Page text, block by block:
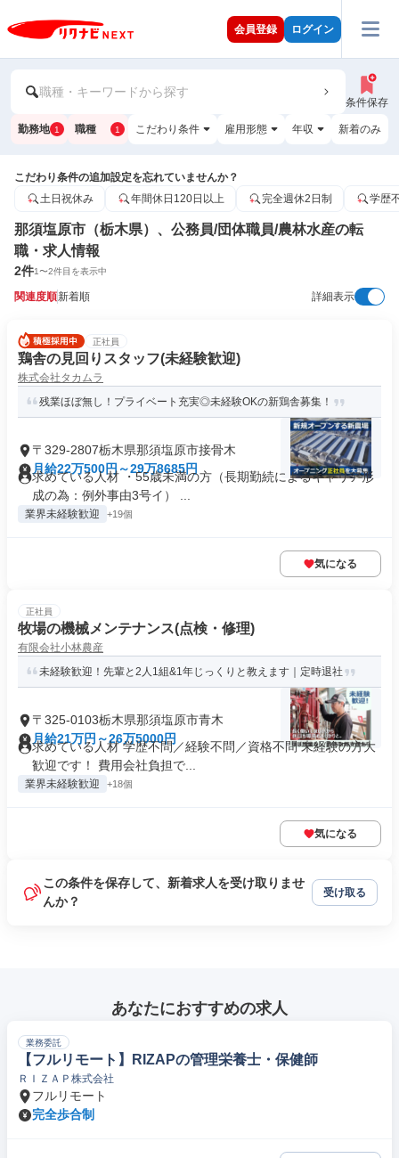
会員登録 ログイン
職種・キーワードから探す
条件保存
勤務地 1 職種 1 こだわり条件 雇用形態 年収 新着のみ
こだわり条件の追加設定を忘れていませんか？
土日祝休み
年間休日120日以上 完全週休2日制 学歴
那須塩原市（栃木県）、公務員/団体職員/農林水産の転
職・求人情報
2件1〜2件目を表示中
関連度順新着順 詳細表示
正社員
鶏舎の見回りスタッフ(未経験歓迎)
株式会社タカムラ
残業ほぼ無し！プライベート充実◎未経験OKの新鶏舎募集！
〒329-2807栃木県那須塩原市接骨木
月給22万500円～29万8685円
求めている人材 ・55歳未満の方（長期勤続によるキャリア形
成の為：例外事由3号イ） ...
業界未経験歓迎 +19個
気になる
正社員
牧場の機械メンテナンス(点検・修理)
有限会社小林農産
未経験歓迎！先輩と2人1組&1年じっくりと教えます｜定時退社
〒325-0103栃木県那須塩原市青木
月給21万円～26万5000円
求めている人材 学歴不問／経験不問／資格不問 未経験の方大
歓迎です！ 費用会社負担で...
業界未経験歓迎 +18個
気になる
この条件を保存して、新着求人を受け取りませ
んか？
受け取る
あなたにおすすめの求人
業務委託
【フルリモート】RIZAPの管理栄養士・保健師
ＲＩＺＡＰ株式会社
フルリモート
完全歩合制